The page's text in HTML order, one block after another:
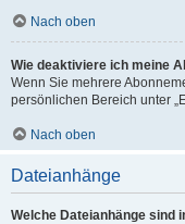
Nach oben
Wie deaktiviere ich meine
Wenn Sie mehrere
persönlichen Bereich unter
Nach oben
Dateianhänge
Welche Dateianhänge sind